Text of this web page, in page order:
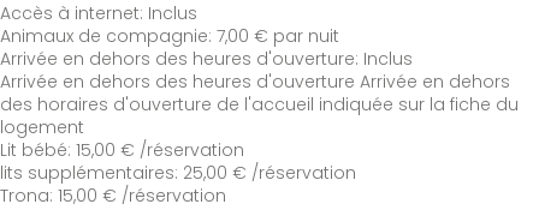
Accès à internet: Inclus
Animaux de compagnie: 7,00 € par nuit
Arrivée en dehors des heures d'ouverture: Inclus
Arrivée en dehors des heures d'ouverture Arrivée en dehors
des horaires d'ouverture de l'accueil indiquée sur la fiche du
logement
Lit bébé: 15,00 € /réservation
lits supplémentaires: 25,00 € /réservation
Trona: 15,00 € /réservation